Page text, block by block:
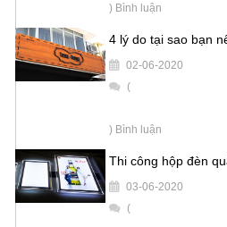
) Bình luận
4 lý do tại sao bạn
02-06-2020
(
) Bình luận
Thi công hộp đèn
03-06-2020
(